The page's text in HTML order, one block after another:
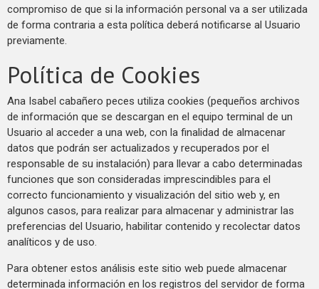
compromiso de que si la información personal va a ser utilizada
de forma contraria a esta política deberá notificarse al Usuario
previamente.
Política de Cookies
Ana Isabel cabañero peces utiliza cookies (pequeños archivos
de información que se descargan en el equipo terminal de un
Usuario al acceder a una web, con la finalidad de almacenar
datos que podrán ser actualizados y recuperados por el
responsable de su instalación) para llevar a cabo determinadas
funciones que son consideradas imprescindibles para el
correcto funcionamiento y visualización del sitio web y, en
algunos casos, para realizar para almacenar y administrar las
preferencias del Usuario, habilitar contenido y recolectar datos
analíticos y de uso.
Para obtener estos análisis este sitio web puede almacenar
determinada información en los registros del servidor de forma